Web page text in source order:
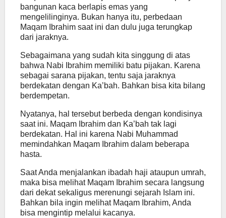
bangunan kaca berlapis emas yang
mengelilinginya. Bukan hanya itu, perbedaan
Maqam Ibrahim saat ini dan dulu juga terungkap
dari jaraknya.
Sebagaimana yang sudah kita singgung di atas
bahwa Nabi Ibrahim memiliki batu pijakan. Karena
sebagai sarana pijakan, tentu saja jaraknya
berdekatan dengan Ka’bah. Bahkan bisa kita bilang
berdempetan.
Nyatanya, hal tersebut berbeda dengan kondisinya
saat ini. Maqam Ibrahim dan Ka’bah tak lagi
berdekatan. Hal ini karena Nabi Muhammad
memindahkan Maqam Ibrahim dalam beberapa
hasta.
Saat Anda menjalankan ibadah haji ataupun umrah,
maka bisa melihat Maqam Ibrahim secara langsung
dari dekat sekaligus merenungi sejarah Islam ini.
Bahkan bila ingin melihat Maqam Ibrahim, Anda
bisa mengintip melalui kacanya.